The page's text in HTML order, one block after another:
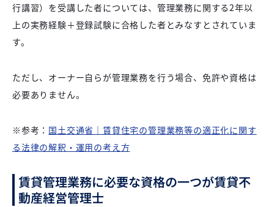
行講習）を受講した者については、管理業務に関する2年以
上の実務経験＋登録試験に合格した者とみなすとされていま
す。
ただし、オーナー自らが管理業務を行う場合、免許や資格は
必要ありません。
※参考： 国土交通省｜賃貸住宅の管理業務等の適正化に関す
る法律の解釈・運用の考え方
賃貸管理業務に必要な資格の一つが賃貸不
動産経営管理士